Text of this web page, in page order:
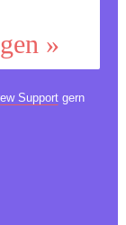
»
Supportgern